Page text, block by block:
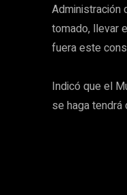
Administración
tomado, llevar
fuera este
Indicó que el
se haga